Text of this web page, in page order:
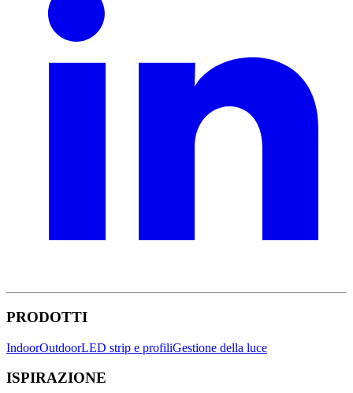
PRODOTTI
IndoorOutdoorLED strip e profiliGestione della luce
ISPIRAZIONE